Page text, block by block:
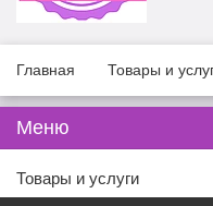
Главная Товары и
Товары и услуги